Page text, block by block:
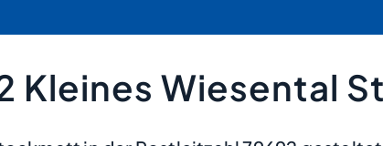
Kleines Wiesental